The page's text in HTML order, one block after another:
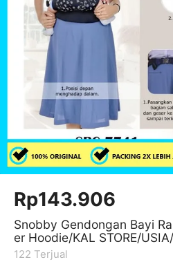
Rp143.906
Snobby Gendongan Bayi
er Hoodie/KAL STORE/
K/PERLENGKAPAN BAYI
122 Terjual